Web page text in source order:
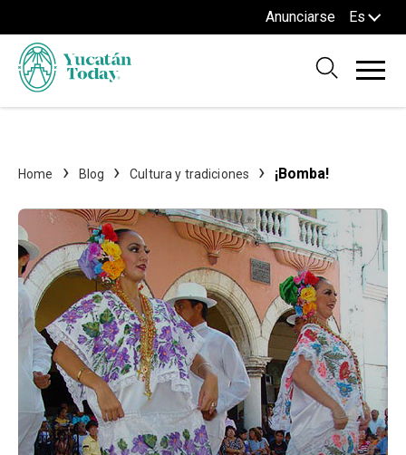
Anunciarse Es
Home Blog Cultura y tradiciones ¡Bomba!